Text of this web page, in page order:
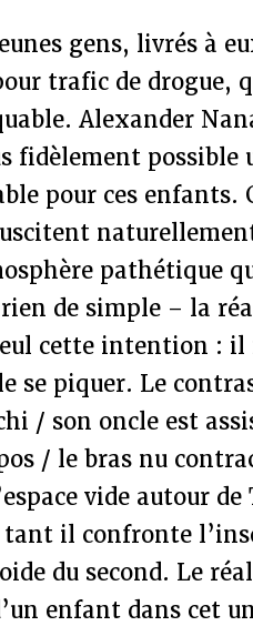
gens, livrés à
trafic de drogue,
Alexander
fidèlement possible
pour ces enfants.
pathétique
de simple – la
cette intention :
se piquer. Le
/ son oncle est
/ le bras nu
vide autour
tant il confronte
du second. Le
enfant dans cet